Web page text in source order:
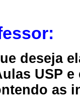
deseja
USP
as